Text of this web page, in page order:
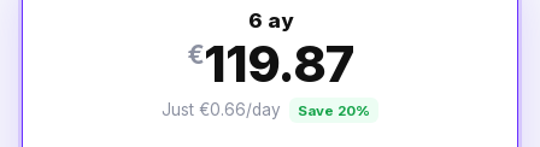
6 ay
€119.87
Just €0.66/day Save 20%